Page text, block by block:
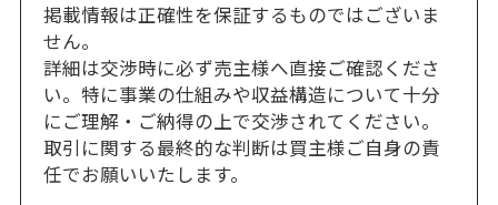
掲載情報は正確性を保証するものではございま
せん。
詳細は交渉時に必ず売主様へ直接ご確認くださ
い。特に事業の仕組みや収益構造について十分
にご理解・ご納得の上で交渉されてください。
取引に関する最終的な判断は買主様ご自身の責
任でお願いいたします。